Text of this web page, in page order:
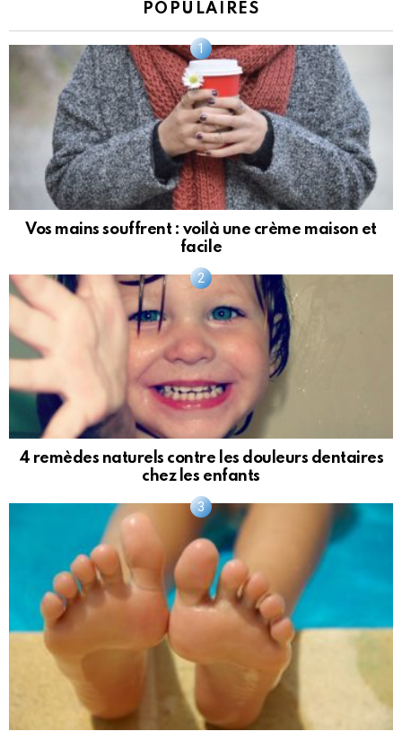
POPULAIRES
Vos mains souffrent : voilà une crème maison et
facile
4 remèdes naturels contre les douleurs dentaires
chez les enfants